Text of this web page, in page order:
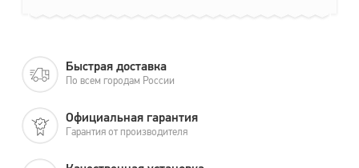
Быстрая доставка
По всем городам России
Официальная гарантия
Гарантия от производителя